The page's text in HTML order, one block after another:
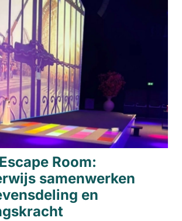
Room:
samenwerken
en